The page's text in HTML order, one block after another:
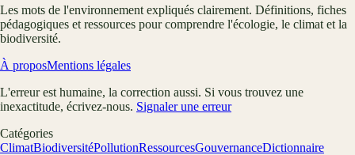
Les mots de l'environnement expliqués clairement. Définitions, fiches
pédagogiques et ressources pour comprendre l'écologie, le climat et la
biodiversité.
À proposMentions légales
L'erreur est humaine, la correction aussi. Si vous trouvez une
inexactitude, écrivez-nous. Signaler une erreur
Catégories
ClimatBiodiversitéPollutionRessourcesGouvernanceDictionnaire